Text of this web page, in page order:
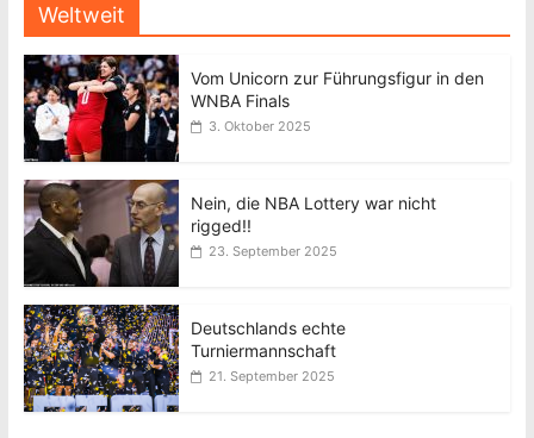
Weltweit
Vom Unicorn zur Führungsfigur in den
WNBA Finals
3. Oktober 2025
Nein, die NBA Lottery war nicht
rigged!!
23. September 2025
Deutschlands echte
Turniermannschaft
21. September 2025